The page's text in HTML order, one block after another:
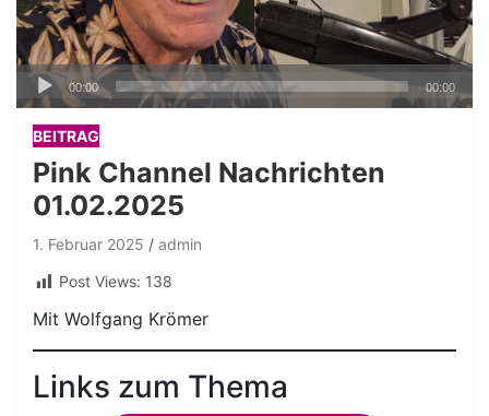
Audio-
Player
00:00 00:00
BEITRAG
Pink Channel Nachrichten
01.02.2025
1. Februar 2025
admin
Post Views: 138
Mit Wolfgang Krömer
Links zum Thema